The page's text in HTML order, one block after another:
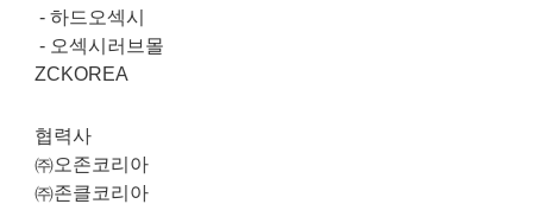
-하드오섹시
- 오섹시러브몰
ZCKOREA
협력사
㈜오존코리아
㈜존클코리아